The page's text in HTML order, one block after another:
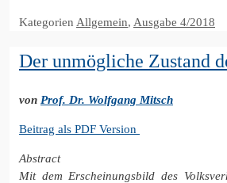
Kategorien Allgemein, Ausgabe 4/2018
Der unmögliche Zustand
von Prof. Dr. Wolfgang Mitsch
Beitrag als PDF Version
Abstract
Mit dem Erscheinungsbild des